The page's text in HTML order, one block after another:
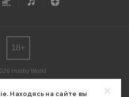
Находясь на сайте вы
Hobby World
редакции.
18+